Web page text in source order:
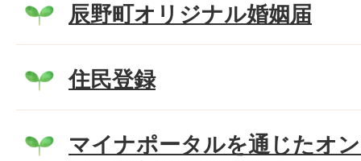
辰野町オリジナル婚姻届
住民登録
マイナポータルを通じたオ